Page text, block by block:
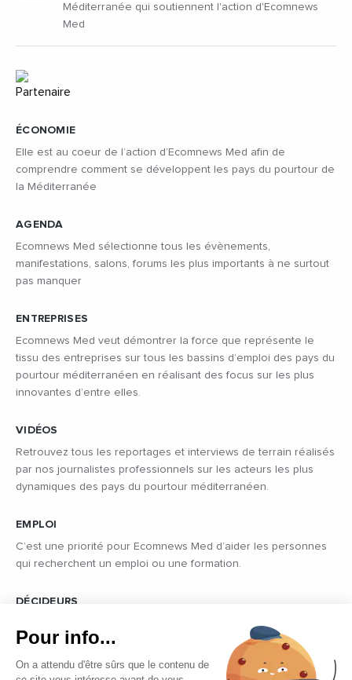
ÉCONOMIE
Elle est au coeur de l’action d’Ecomnews Med afin de
comprendre comment se développent les pays du pourtour de
la Méditerranée
AGENDA
Ecomnews Med sélectionne tous les évènements,
manifestations, salons, forums les plus importants à ne surtout
pas manquer
ENTREPRISES
Ecomnews Med veut démontrer la force que représente le
tissu des entreprises sur tous les bassins d’emploi des pays du
pourtour méditerranéen en réalisant des focus sur les plus
innovantes d’entre elles.
VIDÉOS
Retrouvez tous les reportages et interviews de terrain réalisés
par nos journalistes professionnels sur les acteurs les plus
dynamiques des pays du pourtour méditerranéen.
EMPLOI
C’est une priorité pour Ecomnews Med d’aider les personnes
qui recherchent un emploi ou une formation.
DÉCIDEURS
Quels sont les décideurs qui font l’actualité économique et
politique des pays du pourtour de la Méditerranée.
Méditerranée qui soutiennent l'action d'Ecomnews
Med
Pour info...
On a attendu d'être sûrs que le contenu de